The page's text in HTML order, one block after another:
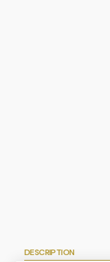
DESCRIPTION